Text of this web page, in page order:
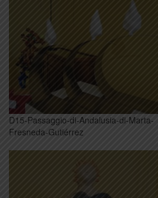
D15-Passaggio-di-Andalusia-di-Marta-
Fresneda-Gutiérrez